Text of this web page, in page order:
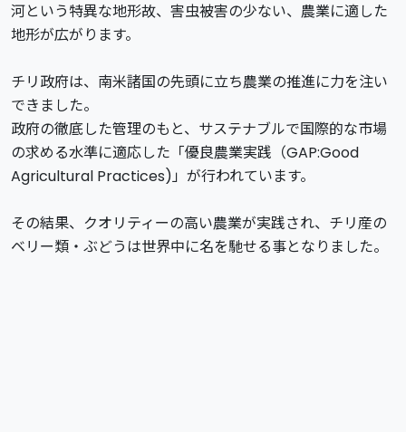
河という特異な地形故、害虫被害の少ない、農業に適した
地形が広がります。
チリ政府は、南米諸国の先頭に立ち農業の推進に力を注い
できました。
政府の徹底した管理のもと、サステナブルで国際的な市場
の求める水準に適応した「優良農業実践（GAP:Good
Agricultural Practices)」が行われています。
その結果、クオリティーの高い農業が実践され、チリ産の
ベリー類・ぶどうは世界中に名を馳せる事となりました。